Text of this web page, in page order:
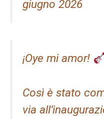
giugno 2026
¡Oye mi amor!
Così è stato
via